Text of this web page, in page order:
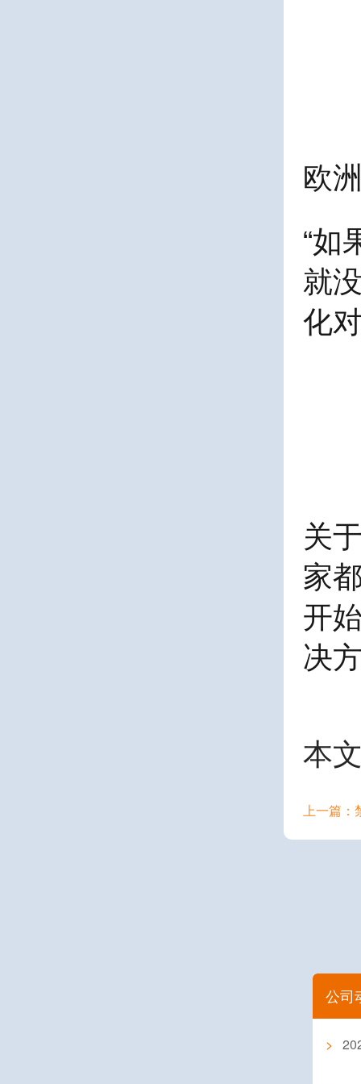
欧
“如
就
化
关
家
开
决
本
公司
>